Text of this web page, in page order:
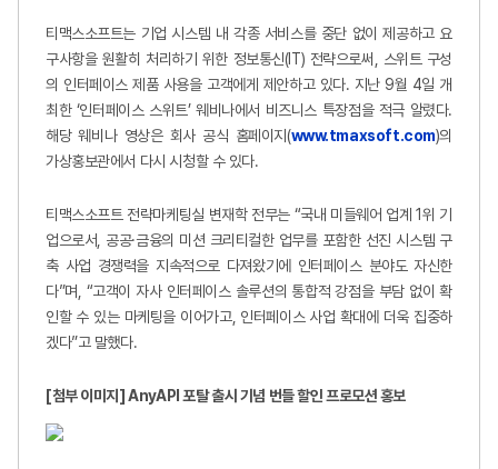
티맥스소프트는 기업 시스템 내 각종 서비스를 중단 없이 제공하고 요
구사항을 원활히 처리하기 위한 정보통신(IT) 전략으로써, 스위트 구성
의 인터페이스 제품 사용을 고객에게 제안하고 있다. 지난 9월 4일 개
최한 ‘인터페이스 스위트’ 웨비나에서 비즈니스 특장점을 적극 알렸다.
해당 웨비나 영상은 회사 공식 홈페이지(www.tmaxsoft.com)의
가상홍보관에서 다시 시청할 수 있다.
티맥스소프트 전략마케팅실 변재학 전무는 “국내 미들웨어 업계 1위 기
업으로서, 공공·금융의 미션 크리티컬한 업무를 포함한 선진 시스템 구
축 사업 경쟁력을 지속적으로 다져왔기에 인터페이스 분야도 자신한
다”며, “고객이 자사 인터페이스 솔루션의 통합적 강점을 부담 없이 확
인할 수 있는 마케팅을 이어가고, 인터페이스 사업 확대에 더욱 집중하
겠다”고 말했다.
[첨부 이미지] AnyAPI 포탈 출시 기념 번들 할인 프로모션 홍보